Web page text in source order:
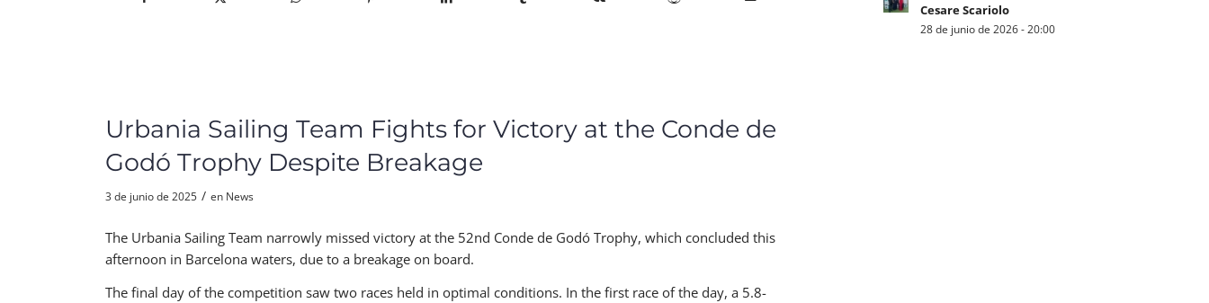
Urbania Sailing Team Fights for Victory at the Conde de
Godó Trophy Despite Breakage
3 de junio de 2025 / en News
The Urbania Sailing Team narrowly missed victory at the 52nd Conde de Godó Trophy, which concluded this
afternoon in Barcelona waters, due to a breakage on board.
The final day of the competition saw two races held in optimal conditions. In the first race of the day, a 5.8-
Cesare Scariolo
28 de junio de 2026 - 20:00